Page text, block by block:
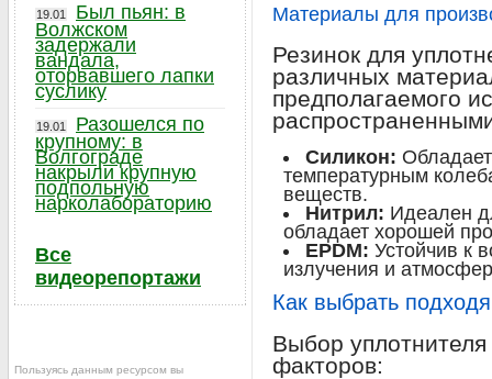
Материалы для
Резинок для
различных
предполагаемого
Силикон:
температурным
веществ.
Нитрил: Идеален
обладает хорошей
EPDM: Устойчив к
излучения и
Как выбрать
Выбор уплотнителя
факторов:
19.01
Был пьян: в
Волжском
задержали
вандала,
оторвавшего лапки
суслику
19.01
Разошелся по
крупному: в
Волгограде
накрыли крупную
подпольную
нарколабораторию
Все
видеорепортажи
Пользуясь данным ресурсом вы